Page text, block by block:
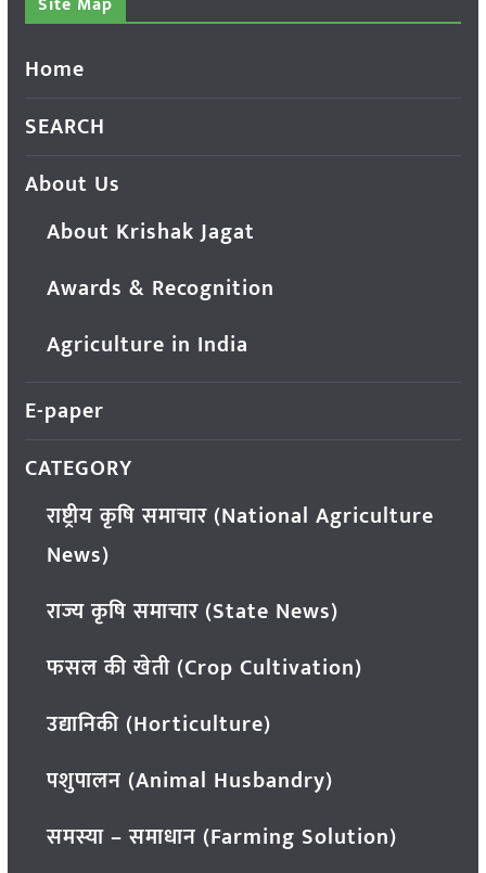
Home
SEARCH
About Us
About Krishak Jagat
Awards & Recognition
Agriculture in India
E-paper
CATEGORY
राष्ट्रीय कृषि समाचार (National Agriculture
News)
राज्य कृषि समाचार (State News)
फसल की खेती (Crop Cultivation)
उद्यानिकी (Horticulture)
पशुपालन (Animal Husbandry)
समस्या – समाधान (Farming Solution)